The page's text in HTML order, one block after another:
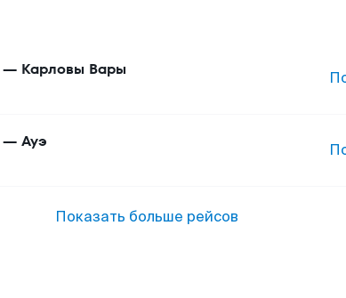
— Карловы Вары
— Ауэ
Показать больше рейсов